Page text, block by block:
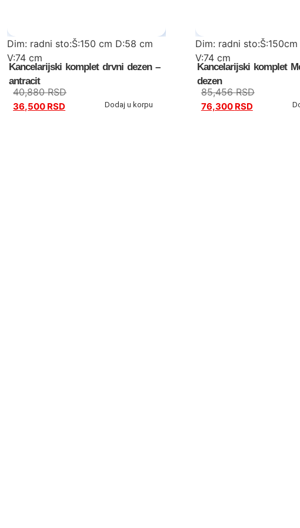
Dim: radni sto:Š:150 cm D:58 cm
V:74 cm
komoda:Š:120 cm D:31 cm V:100 cm
Kancelarijski komplet drvni dezen –
antracit
40,880RSD
36,500 RSD Dodaj u korpu
Dim: radni
V:74 cm
stočić:Š:60 cm D:45 cm
orman:Š:100 cm D:31
Kancelarijski komplet
dezen
85,456RSD
76,300 RSD